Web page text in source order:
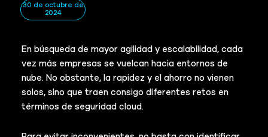
30 de octubre de
2024
En búsqueda de mayor agilidad y escalabilidad, cada
vez más empresas se vuelcan hacia entornos de
nube. No obstante, la rapidez y el ahorro no vienen
solos, sino que traen consigo diferentes retos en
términos de seguridad cloud.